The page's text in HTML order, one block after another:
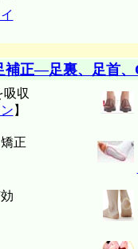
補正―足裏、足首
吸収
】
正